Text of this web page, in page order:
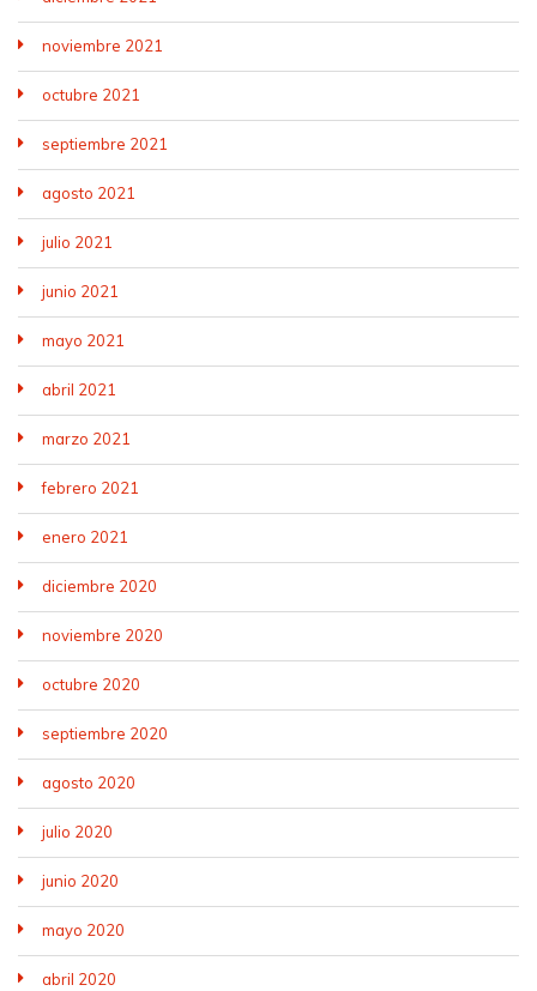
noviembre 2021
octubre 2021
septiembre 2021
agosto 2021
julio 2021
junio 2021
mayo 2021
abril 2021
marzo 2021
febrero 2021
enero 2021
diciembre 2020
noviembre 2020
octubre 2020
septiembre 2020
agosto 2020
julio 2020
junio 2020
mayo 2020
abril 2020